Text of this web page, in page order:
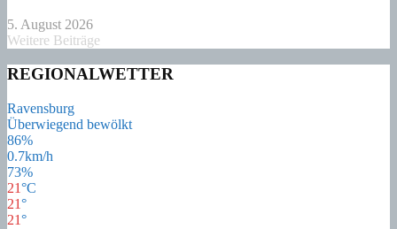
5. August 2026
Weitere Beiträge
REGIONALWETTER
Ravensburg
Überwiegend bewölkt
86%
0.7km/h
73%
21°C
21°
21°